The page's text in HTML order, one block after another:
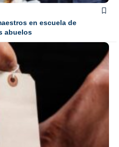
en escuela de
abuelos